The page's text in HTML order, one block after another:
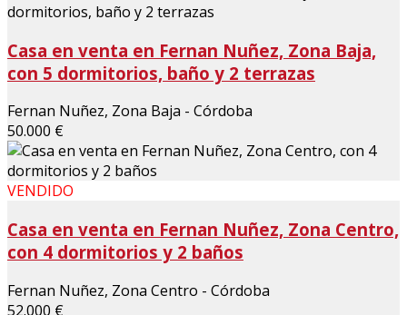
Casa en venta en Fernan Nuñez, Zona Baja,
con 5 dormitorios, baño y 2 terrazas
Fernan Nuñez, Zona Baja - Córdoba
50.000 €
VENDIDO
Casa en venta en Fernan Nuñez, Zona Centro,
con 4 dormitorios y 2 baños
Fernan Nuñez, Zona Centro - Córdoba
52.000 €